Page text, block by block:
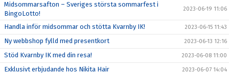
Midsommarsafton – Sveriges största sommarfest i
BingoLotto!
2023-06-19 11:06
Handla inför midsommar och stötta Kvarnby IK! 2023-06-15 11:43
Ny webbshop fylld med presentkort 2023-06-13 12:16
Stöd Kvarnby IK med din resa! 2023-06-08 11:00
Exklusivt erbjudande hos Nikita Hair 2023-06-07 14:04